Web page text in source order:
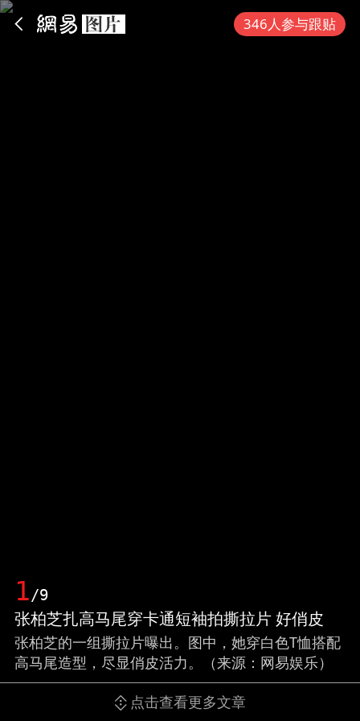
346人参与跟贴
1/9
张柏芝扎高马尾穿卡通短袖拍撕拉片 好俏皮
张柏芝的一组撕拉片曝出。图中，她穿白色T恤搭配
高马尾造型，尽显俏皮活力。（来源：网易娱乐）
点击查看更多文章
App内打开